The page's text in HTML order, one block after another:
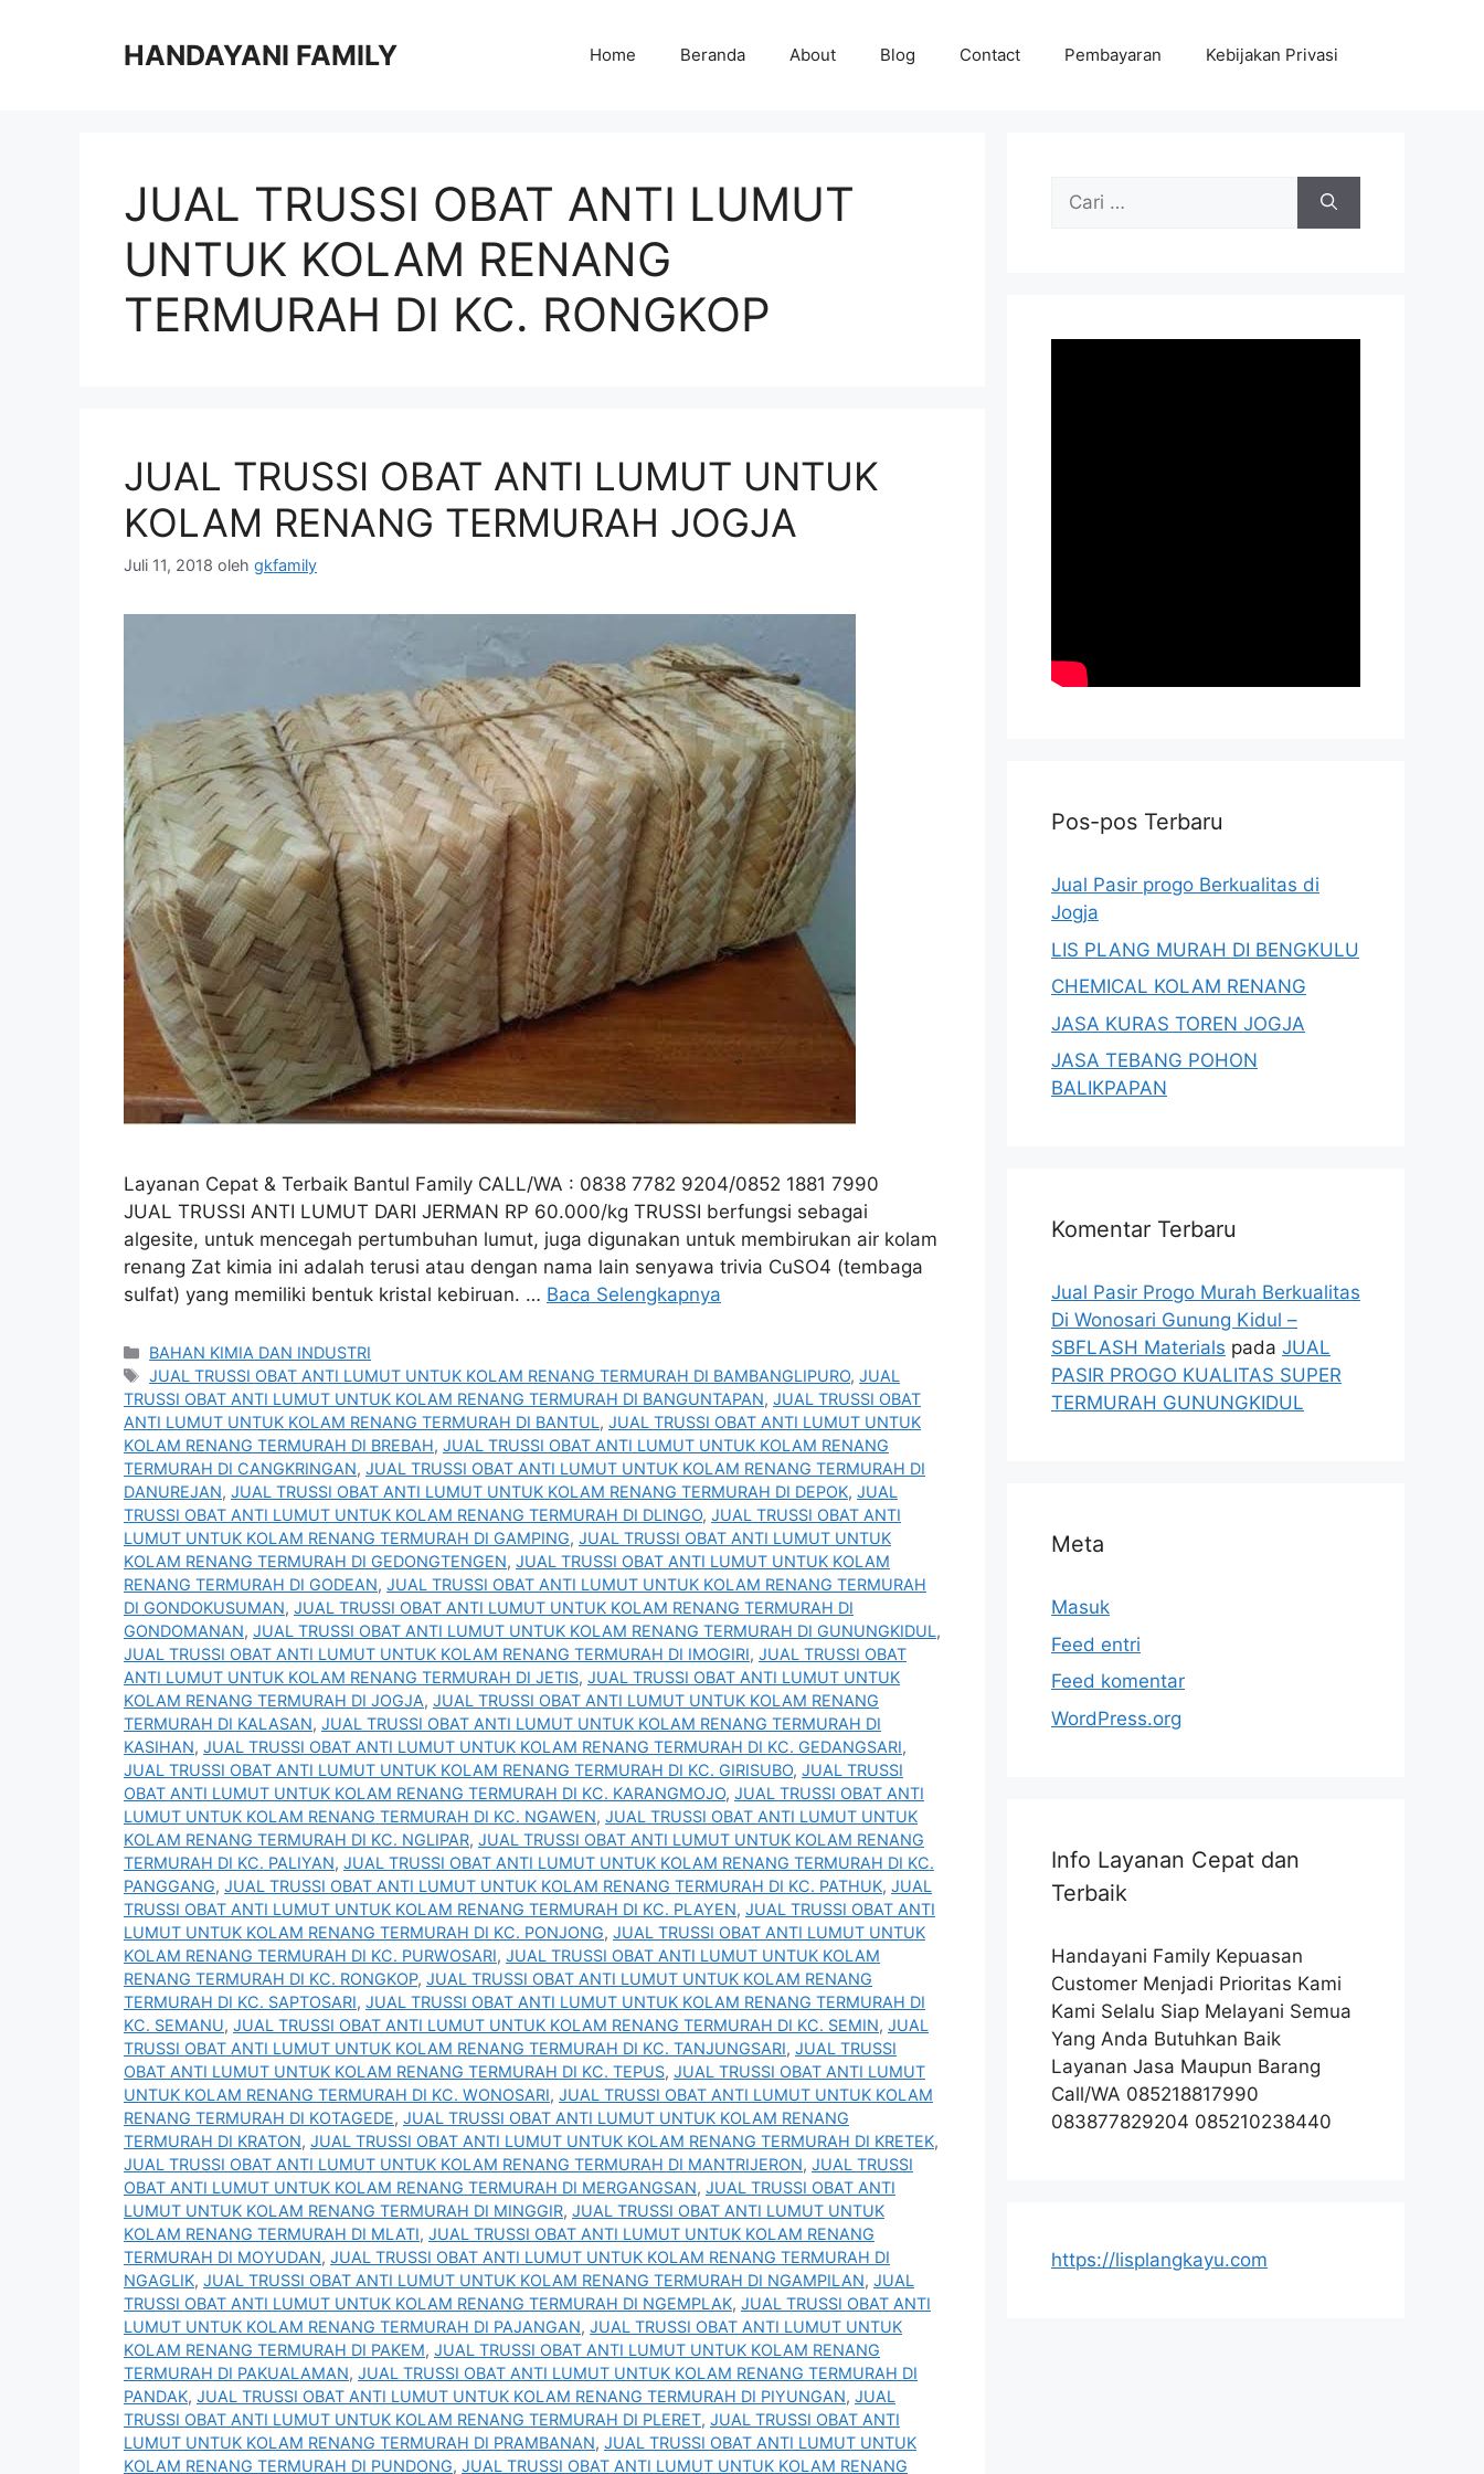
HANDAYANI FAMILY Home Beranda About Blog Contact Pembayaran Kebijakan Privasi
JUAL TRUSSI OBAT ANTI LUMUT
UNTUK KOLAM RENANG
TERMURAH DI KC. RONGKOP
JUAL TRUSSI OBAT ANTI LUMUT UNTUK
KOLAM RENANG TERMURAH JOGJA
Juli 11, 2018 oleh gkfamily
Layanan Cepat & Terbaik Bantul Family CALL/WA : 0838 7782 9204/0852 1881 7990
JUAL TRUSSI ANTI LUMUT DARI JERMAN RP 60.000/kg TRUSSI berfungsi sebagai
algesite, untuk mencegah pertumbuhan lumut, juga digunakan untuk membirukan air kolam
renang Zat kimia ini adalah terusi atau dengan nama lain senyawa trivia CuSO4 (tembaga
sulfat) yang memiliki bentuk kristal kebiruan. … Baca Selengkapnya
Kategori
BAHAN KIMIA DAN INDUSTRI
Tag
JUAL TRUSSI OBAT ANTI LUMUT UNTUK KOLAM RENANG TERMURAH DI BAMBANGLIPURO,JUAL
TRUSSI OBAT ANTI LUMUT UNTUK KOLAM RENANG TERMURAH DI BANGUNTAPAN, JUAL TRUSSI OBAT
ANTI LUMUT UNTUK KOLAM RENANG TERMURAH DI BANTUL, JUAL TRUSSI OBAT ANTI LUMUT UNTUK
KOLAM RENANG TERMURAH DI BREBAH, JUAL TRUSSI OBAT ANTI LUMUT UNTUK KOLAM RENANG
TERMURAH DI CANGKRINGAN, JUAL TRUSSI OBAT ANTI LUMUT UNTUK KOLAM RENANG TERMURAH DI
DANUREJAN, JUAL TRUSSI OBAT ANTI LUMUT UNTUK KOLAM RENANG TERMURAH DI DEPOK, JUAL
TRUSSI OBAT ANTI LUMUT UNTUK KOLAM RENANG TERMURAH DI DLINGO, JUAL TRUSSI OBAT ANTI
LUMUT UNTUK KOLAM RENANG TERMURAH DI GAMPING, JUAL TRUSSI OBAT ANTI LUMUT UNTUK
KOLAM RENANG TERMURAH DI GEDONGTENGEN, JUAL TRUSSI OBAT ANTI LUMUT UNTUK KOLAM
RENANG TERMURAH DI GODEAN, JUAL TRUSSI OBAT ANTI LUMUT UNTUK KOLAM RENANG TERMURAH
DI GONDOKUSUMAN, JUAL TRUSSI OBAT ANTI LUMUT UNTUK KOLAM RENANG TERMURAH DI
GONDOMANAN, JUAL TRUSSI OBAT ANTI LUMUT UNTUK KOLAM RENANG TERMURAH DI GUNUNGKIDUL,
JUAL TRUSSI OBAT ANTI LUMUT UNTUK KOLAM RENANG TERMURAH DI IMOGIRI, JUAL TRUSSI OBAT
ANTI LUMUT UNTUK KOLAM RENANG TERMURAH DI JETIS, JUAL TRUSSI OBAT ANTI LUMUT UNTUK
KOLAM RENANG TERMURAH DI JOGJA, JUAL TRUSSI OBAT ANTI LUMUT UNTUK KOLAM RENANG
TERMURAH DI KALASAN, JUAL TRUSSI OBAT ANTI LUMUT UNTUK KOLAM RENANG TERMURAH DI
KASIHAN, JUAL TRUSSI OBAT ANTI LUMUT UNTUK KOLAM RENANG TERMURAH DI KC. GEDANGSARI,
JUAL TRUSSI OBAT ANTI LUMUT UNTUK KOLAM RENANG TERMURAH DI KC. GIRISUBO, JUAL TRUSSI
OBAT ANTI LUMUT UNTUK KOLAM RENANG TERMURAH DI KC. KARANGMOJO, JUAL TRUSSI OBAT ANTI
LUMUT UNTUK KOLAM RENANG TERMURAH DI KC. NGAWEN, JUAL TRUSSI OBAT ANTI LUMUT UNTUK
KOLAM RENANG TERMURAH DI KC. NGLIPAR, JUAL TRUSSI OBAT ANTI LUMUT UNTUK KOLAM RENANG
TERMURAH DI KC. PALIYAN, JUAL TRUSSI OBAT ANTI LUMUT UNTUK KOLAM RENANG TERMURAH DI KC.
PANGGANG, JUAL TRUSSI OBAT ANTI LUMUT UNTUK KOLAM RENANG TERMURAH DI KC. PATHUK, JUAL
TRUSSI OBAT ANTI LUMUT UNTUK KOLAM RENANG TERMURAH DI KC. PLAYEN, JUAL TRUSSI OBAT ANTI
LUMUT UNTUK KOLAM RENANG TERMURAH DI KC. PONJONG, JUAL TRUSSI OBAT ANTI LUMUT UNTUK
KOLAM RENANG TERMURAH DI KC. PURWOSARI, JUAL TRUSSI OBAT ANTI LUMUT UNTUK KOLAM
RENANG TERMURAH DI KC. RONGKOP, JUAL TRUSSI OBAT ANTI LUMUT UNTUK KOLAM RENANG
TERMURAH DI KC. SAPTOSARI, JUAL TRUSSI OBAT ANTI LUMUT UNTUK KOLAM RENANG TERMURAH DI
KC. SEMANU, JUAL TRUSSI OBAT ANTI LUMUT UNTUK KOLAM RENANG TERMURAH DI KC. SEMIN, JUAL
TRUSSI OBAT ANTI LUMUT UNTUK KOLAM RENANG TERMURAH DI KC. TANJUNGSARI, JUAL TRUSSI
OBAT ANTI LUMUT UNTUK KOLAM RENANG TERMURAH DI KC. TEPUS, JUAL TRUSSI OBAT ANTI LUMUT
UNTUK KOLAM RENANG TERMURAH DI KC. WONOSARI, JUAL TRUSSI OBAT ANTI LUMUT UNTUK KOLAM
RENANG TERMURAH DI KOTAGEDE, JUAL TRUSSI OBAT ANTI LUMUT UNTUK KOLAM RENANG
TERMURAH DI KRATON, JUAL TRUSSI OBAT ANTI LUMUT UNTUK KOLAM RENANG TERMURAH DI KRETEK,
JUAL TRUSSI OBAT ANTI LUMUT UNTUK KOLAM RENANG TERMURAH DI MANTRIJERON, JUAL TRUSSI
OBAT ANTI LUMUT UNTUK KOLAM RENANG TERMURAH DI MERGANGSAN, JUAL TRUSSI OBAT ANTI
LUMUT UNTUK KOLAM RENANG TERMURAH DI MINGGIR, JUAL TRUSSI OBAT ANTI LUMUT UNTUK
KOLAM RENANG TERMURAH DI MLATI, JUAL TRUSSI OBAT ANTI LUMUT UNTUK KOLAM RENANG
TERMURAH DI MOYUDAN, JUAL TRUSSI OBAT ANTI LUMUT UNTUK KOLAM RENANG TERMURAH DI
NGAGLIK, JUAL TRUSSI OBAT ANTI LUMUT UNTUK KOLAM RENANG TERMURAH DI NGAMPILAN, JUAL
TRUSSI OBAT ANTI LUMUT UNTUK KOLAM RENANG TERMURAH DI NGEMPLAK, JUAL TRUSSI OBAT ANTI
LUMUT UNTUK KOLAM RENANG TERMURAH DI PAJANGAN, JUAL TRUSSI OBAT ANTI LUMUT UNTUK
KOLAM RENANG TERMURAH DI PAKEM, JUAL TRUSSI OBAT ANTI LUMUT UNTUK KOLAM RENANG
TERMURAH DI PAKUALAMAN, JUAL TRUSSI OBAT ANTI LUMUT UNTUK KOLAM RENANG TERMURAH DI
PANDAK, JUAL TRUSSI OBAT ANTI LUMUT UNTUK KOLAM RENANG TERMURAH DI PIYUNGAN, JUAL
TRUSSI OBAT ANTI LUMUT UNTUK KOLAM RENANG TERMURAH DI PLERET, JUAL TRUSSI OBAT ANTI
LUMUT UNTUK KOLAM RENANG TERMURAH DI PRAMBANAN, JUAL TRUSSI OBAT ANTI LUMUT UNTUK
KOLAM RENANG TERMURAH DI PUNDONG, JUAL TRUSSI OBAT ANTI LUMUT UNTUK KOLAM RENANG
Cari
Pos-pos Terbaru
Jual Pasir progo Berkualitas di
Jogja
LIS PLANG MURAH DI BENGKULU
CHEMICAL KOLAM RENANG
JASA KURAS TOREN JOGJA
JASA TEBANG POHON
BALIKPAPAN
Komentar Terbaru
Jual Pasir Progo Murah Berkualitas
Di Wonosari Gunung Kidul –
SBFLASH Materials pada JUAL
PASIR PROGO KUALITAS SUPER
TERMURAH GUNUNGKIDUL
Meta
Masuk
Feed entri
Feed komentar
WordPress.org
Info Layanan Cepat dan
Terbaik
Handayani Family Kepuasan
Customer Menjadi Prioritas Kami
Kami Selalu Siap Melayani Semua
Yang Anda Butuhkan Baik
Layanan Jasa Maupun Barang
Call/WA 085218817990
083877829204 085210238440
https://lisplangkayu.com